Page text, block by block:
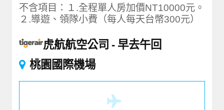
不含項目：１.全程單人房加價NT10000元。
２.導遊、領隊小費（每人每天台幣300元）
虎航航空公司
早去午回
桃園國際機場